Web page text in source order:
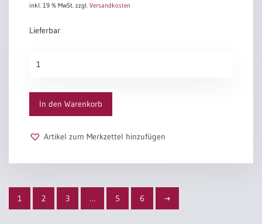
inkl. 19 % MwSt. zzgl. Versandkosten
Lieferbar
Menge
In den Warenkorb
Artikel zum Merkzettel hinzufügen
1 2 3 … 5 6 →